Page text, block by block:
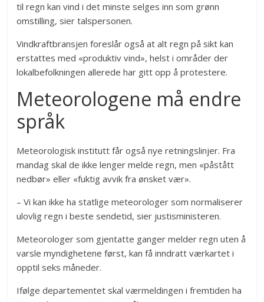
til regn kan vind i det minste selges inn som grønn
omstilling, sier talspersonen.
Vindkraftbransjen foreslår også at alt regn på sikt kan
erstattes med «produktiv vind», helst i områder der
lokalbefolkningen allerede har gitt opp å protestere.
Meteorologene må endre
språk
Meteorologisk institutt får også nye retningslinjer. Fra
mandag skal de ikke lenger melde regn, men «påstått
nedbør» eller «fuktig avvik fra ønsket vær».
– Vi kan ikke ha statlige meteorologer som normaliserer
ulovlig regn i beste sendetid, sier justisministeren.
Meteorologer som gjentatte ganger melder regn uten å
varsle myndighetene først, kan få inndratt værkartet i
opptil seks måneder.
Ifølge departementet skal værmeldingen i fremtiden ha